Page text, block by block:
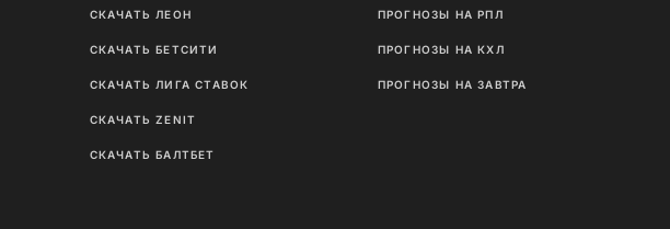
СКАЧАТЬ ЛЕОН
СКАЧАТЬ БЕТСИТИ
СКАЧАТЬ ЛИГА СТАВОК
СКАЧАТЬ ZENIT
СКАЧАТЬ БАЛТБЕТ
ПРОГНОЗЫ НА РПЛ
ПРОГНОЗЫ НА КХЛ
ПРОГНОЗЫ НА ЗАВТРА